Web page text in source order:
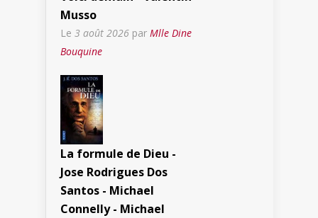
Musso
Le 3 août 2026 par Mlle Dine
Bouquine
La formule de Dieu -
Jose Rodrigues Dos
Santos - Michael
Connelly - Michael